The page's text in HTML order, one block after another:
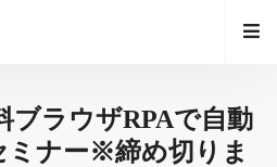
ブラウザRPAで自動
ミナー※締め切りま